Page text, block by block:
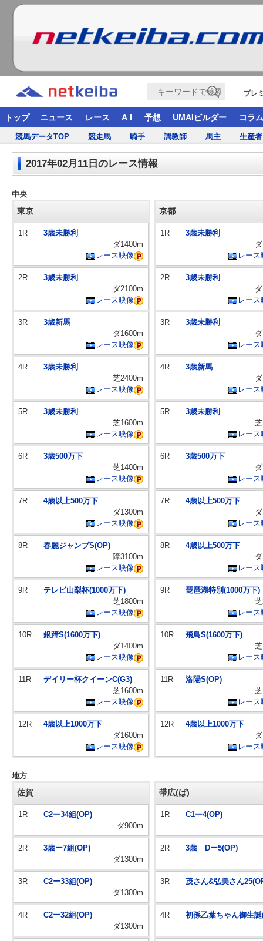
プレ
トップ ニュース レース A I 予想 UMAIビルダー コラム
競馬データTOP 競走馬 騎手 調教師 馬主 生産者
2017年02月11日のレース情報
中央
東京
1R
3歳未勝利
ダ1400m
レース映像
2R
3歳未勝利
ダ2100m
レース映像
3R
3歳新馬
ダ1600m
レース映像
4R
3歳未勝利
芝2400m
レース映像
5R
3歳未勝利
芝1600m
レース映像
6R
3歳500万下
芝1400m
レース映像
7R
4歳以上500万下
ダ1300m
レース映像
8R
春麗ジャンプS(OP)
障3100m
レース映像
9R
テレビ山梨杯(1000万下)
芝1800m
レース映像
10R
銀蹄S(1600万下)
ダ1400m
レース映像
11R
デイリー杯クイーンC(G3)
芝1600m
レース映像
12R
4歳以上1000万下
ダ1600m
レース映像
京都
1R
3歳未勝利
レース
2R
3歳未勝利
レース
3R
3歳未勝利
レース
4R
3歳新馬
レース
5R
3歳未勝利
レース
6R
3歳500万下
レース
7R
4歳以上500万下
レース
8R
4歳以上500万下
レース
9R
琵琶湖特別(1000万下)
レース
10R
飛鳥S(1600万下)
レース
11R
洛陽S(OP)
レース
12R
4歳以上1000万下
レース
地方
佐賀
1R
C2ー34組(OP)
ダ900m
2R
3歳ー7組(OP)
ダ1300m
3R
C2ー33組(OP)
ダ1300m
4R
C2ー32組(OP)
ダ1300m
帯広(ば)
1R C1ー4(OP)
2R 3歳 Dー5(OP)
3R 茂さん&弘美さん
4R 初孫乙葉ちゃん御生